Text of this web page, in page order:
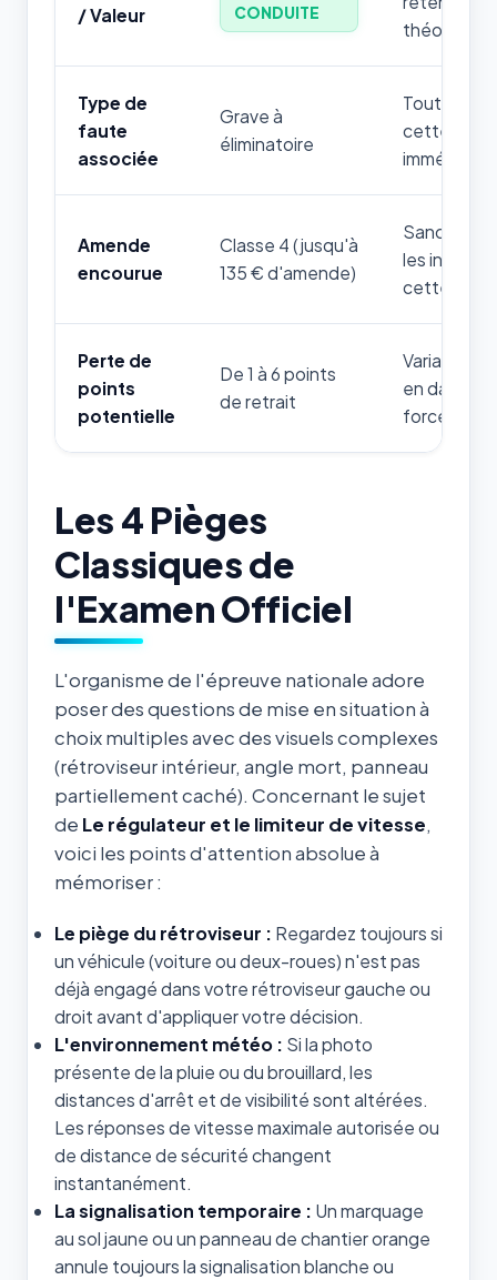
/ Valeur CONDUITE
théorique.
Type de
faute
associée
Grave à
éliminatoire
Toute
cette
Amende
encourue
Classe 4 (jusqu'à
135 € d'amende)
Sanction
les
cette
Perte de
points
potentielle
De 1 à 6 points
de retrait
Variable
en danger
forces de
Les 4 Pièges
Classiques de
l'Examen Officiel
L'organisme de l'épreuve nationale adore
poser des questions de mise en situation à
choix multiples avec des visuels complexes
(rétroviseur intérieur, angle mort, panneau
partiellement caché). Concernant le sujet
de Le régulateur et le limiteur de vitesse,
voici les points d'attention absolue à
mémoriser :
Le piège du rétroviseur : Regardez toujours si
un véhicule (voiture ou deux-roues) n'est pas
déjà engagé dans votre rétroviseur gauche ou
droit avant d'appliquer votre décision.
L'environnement météo : Si la photo
présente de la pluie ou du brouillard, les
distances d'arrêt et de visibilité sont altérées.
Les réponses de vitesse maximale autorisée ou
de distance de sécurité changent
instantanément.
La signalisation temporaire : Un marquage
au sol jaune ou un panneau de chantier orange
annule toujours la signalisation blanche ou